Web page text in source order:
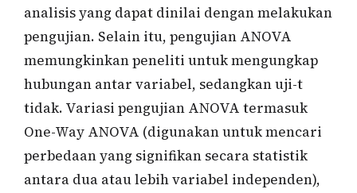
analisis yang dapat dinilai dengan melakukan
pengujian. Selain itu, pengujian ANOVA
memungkinkan peneliti untuk mengungkap
hubungan antar variabel, sedangkan uji-t
tidak. Variasi pengujian ANOVA termasuk
One-Way ANOVA (digunakan untuk mencari
perbedaan yang signifikan secara statistik
antara dua atau lebih variabel independen),